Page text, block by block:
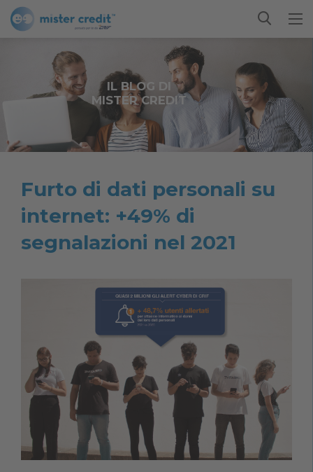
IL BLOG DI
MISTER CREDIT
Furto di dati personali su
internet: +49% di
segnalazioni nel 2021